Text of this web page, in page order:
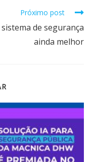
Próximo post
de segurança
ainda melhor